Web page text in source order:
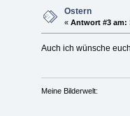
Ostern
« Antwort #3 am:
Auch ich wünsche
Meine Bilderwelt: